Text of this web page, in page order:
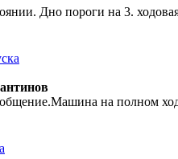
Дно пороги на 3.
на полном